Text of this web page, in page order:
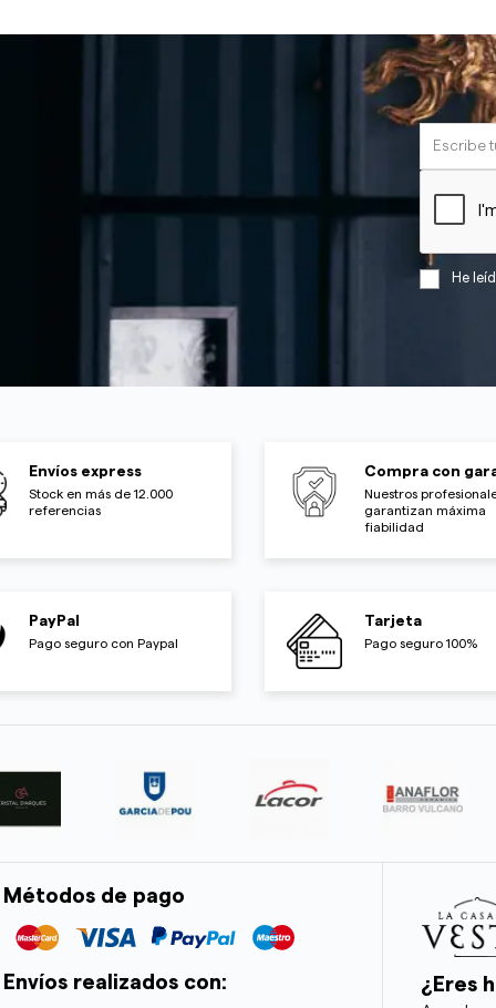
He
Envíos express
Stock en más de 12.000
referencias
Compra con
Nuestros
garantizan máxima
fiabilidad
PayPal
Pago seguro con Paypal
Tarjeta
Pago seguro 100%
Métodos de pago
Envíos realizados con: ¿Eres